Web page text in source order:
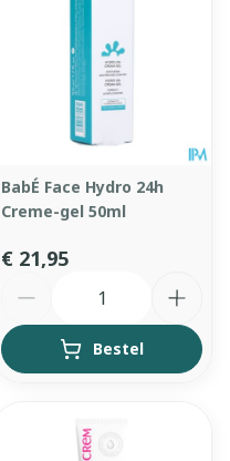
BabÉ Face Hydro 24h
Creme-gel 50ml
€ 21,95
Bestel